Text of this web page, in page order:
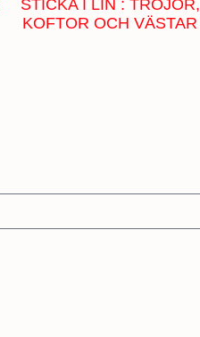
STICKA I LIN : TRÖJOR,
KOFTOR OCH VÄSTAR